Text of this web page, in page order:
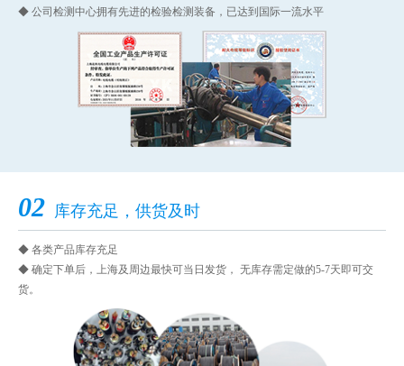
◆ 公司检测中心拥有先进的检验检测装备，已达到国际一流水平
02 库存充足，供货及时
◆ 各类产品库存充足
◆ 确定下单后，上海及周边最快可当日发货， 无库存需定做的5-7天即可交
货。